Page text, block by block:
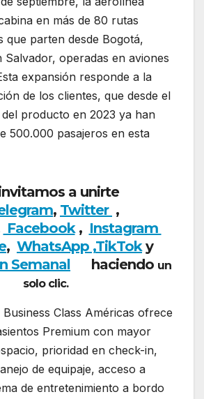
en más de 80 rutas
que parten desde Bogotá,
Salvador, operadas en aviones
expansión responde a la
de los clientes, que desde el
producto en 2023 ya han
500.000 pasajeros en esta
a unirte
, Twitter ,
Facebook, Instagram
, WhatsApp ,TikToky
Semanal haciendo un
solo clic.
Class Américas ofrece
Premium con mayor
prioridad en check-in,
de equipaje, acceso a
de entretenimiento a bordo